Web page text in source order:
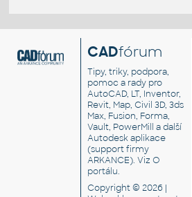
CADfórum
Tipy, triky, podpora,
pomoc a rady pro
AutoCAD, LT, Inventor,
Revit, Map, Civil 3D, 3ds
Max, Fusion, Forma,
Vault, PowerMill a další
Autodesk aplikace
(support firmy
ARKANCE). VizO
portálu.
Copyright © 2026 |